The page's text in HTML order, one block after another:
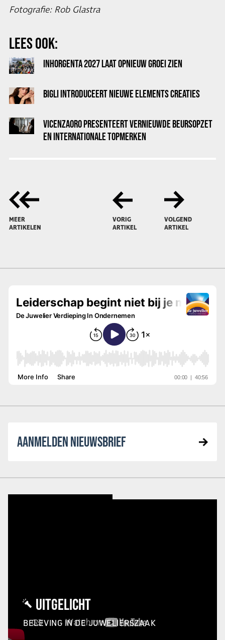
Fotografie: Rob Glastra
LEES OOK:
INHORGENTA 2027 LAAT OPNIEUW GROEI ZIEN
BIGLI INTRODUCEERT NIEUWE ELEMENTS CREATIES
VICENZAORO PRESENTEERT VERNIEUWDE BEURSOPZET
EN INTERNATIONALE TOPMERKEN
MEER
ARTIKELEN
VORIG
ARTIKEL
VOLGEND
ARTIKEL
AANMELDEN NIEUWSBRIEF
UITGELICHT
BELEVING IN DE JUWELIERSZAAK